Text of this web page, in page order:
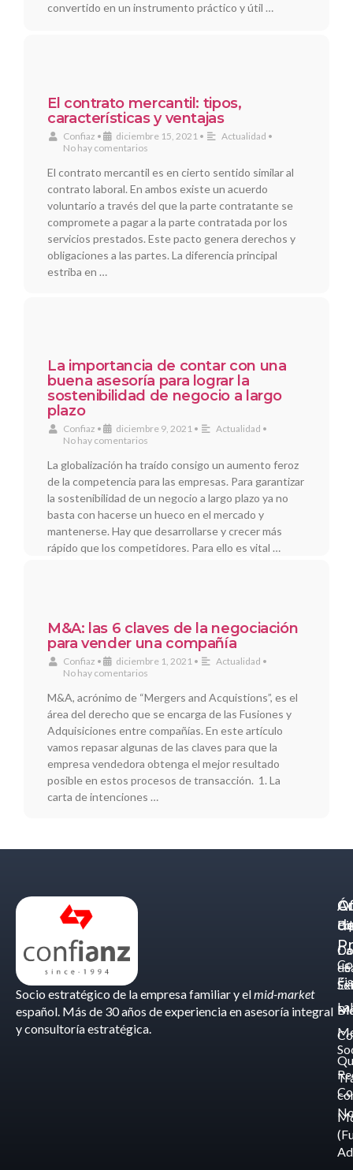
convertido en un instrumento práctico y útil …
El contrato mercantil: tipos,
características y ventajas
Confiaz • diciembre 15, 2021 • Actualidad •
No hay comentarios
El contrato mercantil es en cierto sentido similar al
contrato laboral. En ambos existe un acuerdo
voluntario a través del que la parte contratante se
compromete a pagar a la parte contratada por los
servicios prestados. Este pacto genera derechos y
obligaciones a las partes. La diferencia principal
estriba en …
La importancia de contar con una
buena asesoría para lograr la
sostenibilidad de negocio a largo
plazo
Confiaz • diciembre 9, 2021 • Actualidad •
No hay comentarios
La globalización ha traído consigo un aumento feroz
de la competencia para las empresas. Para garantizar
la sostenibilidad de un negocio a largo plazo ya no
basta con hacerse un hueco en el mercado y
mantenerse. Hay que desarrollarse y crecer más
rápido que los competidores. Para ello es vital …
M&A: las 6 claves de la negociación
para vender una compañía
Confiaz • diciembre 1, 2021 • Actualidad •
No hay comentarios
M&A, acrónimo de “Mergers and Acquistions”, es el
área del derecho que se encarga de las Fusiones y
Adquisiciones entre compañías. En este artículo
vamos repasar algunas de las claves para que la
empresa vendedora obtenga el mejor resultado
posible en estos procesos de transacción. 1. La
carta de intenciones …
Socio estratégico de la empresa familiar y elmid-market
español. Más de 30 años de experiencia en asesoría integral
y consultoría estratégica.
de
-